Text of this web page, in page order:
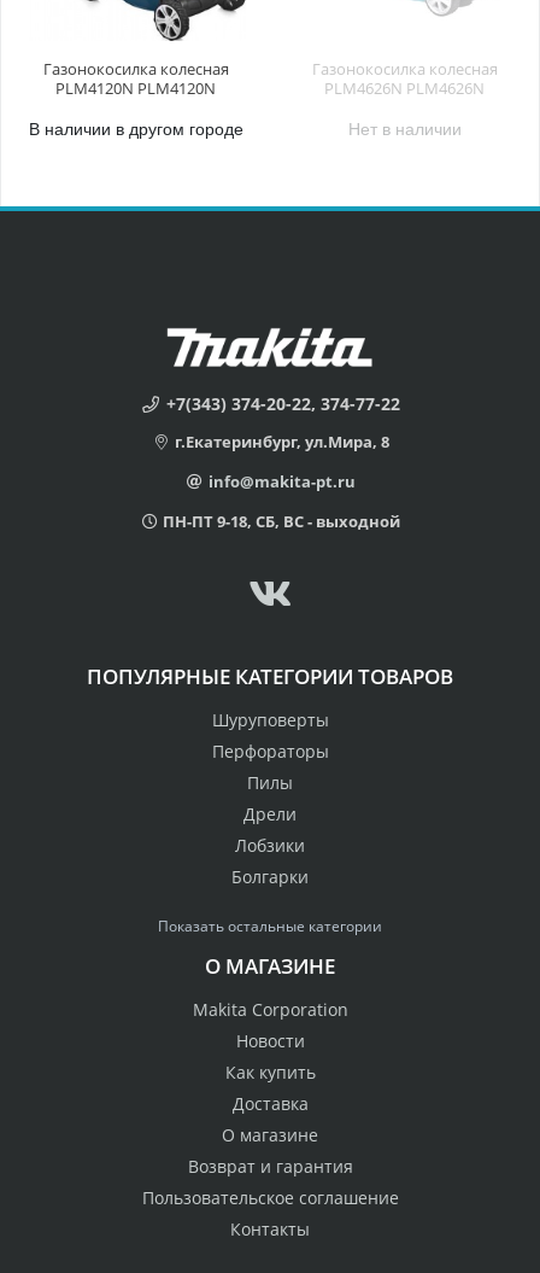
Газонокосилка колесная
PLM4120N PLM4120N
В наличии в другом городе
Газонокосилка колесная
PLM4626N PLM4626N
Нет в наличии
+7(343) 374-20-22, 374-77-22
г.Екатеринбург, ул.Мира, 8
info@makita-pt.ru
ПН-ПТ 9-18, СБ, ВС - выходной
ПОПУЛЯРНЫЕ КАТЕГОРИИ ТОВАРОВ
Шуруповерты
Перфораторы
Пилы
Дрели
Лобзики
Болгарки
Показать остальные категории
О МАГАЗИНЕ
Makita Corporation
Новости
Как купить
Доставка
О магазине
Возврат и гарантия
Пользовательское соглашение
Контакты